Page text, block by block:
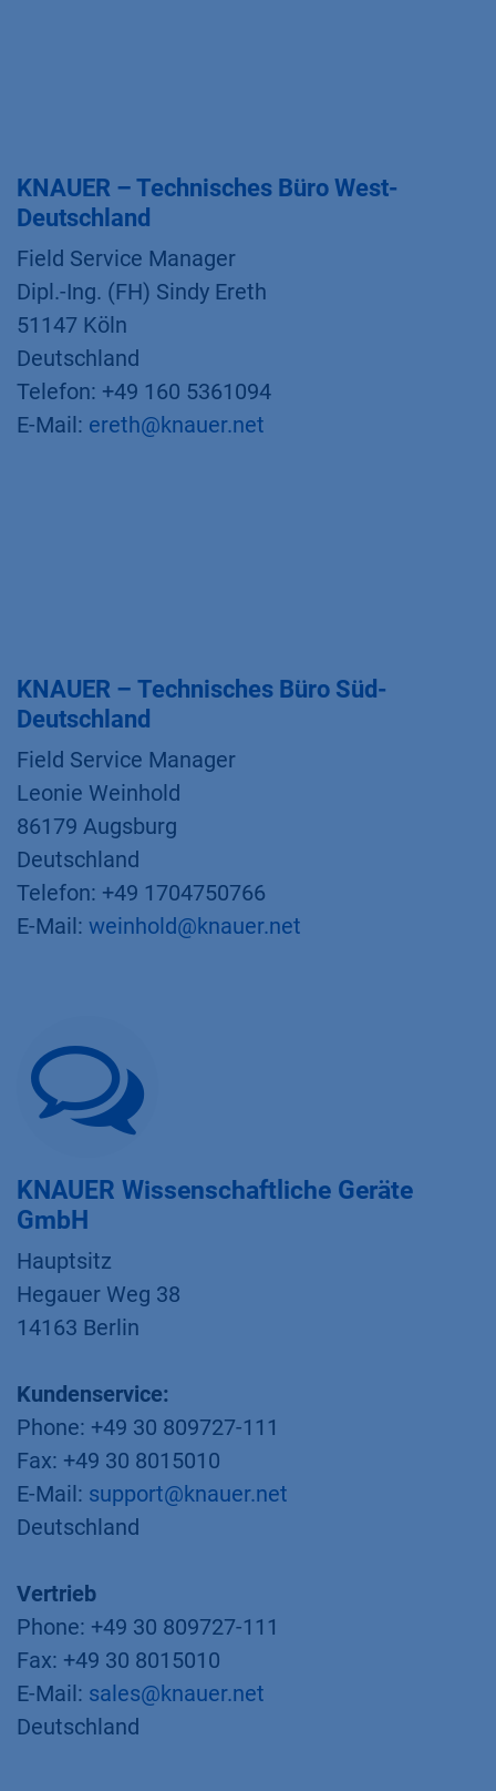
KNAUER – Technisches Büro West-
Deutschland
Field Service Manager
Dipl.-Ing. (FH) Sindy Ereth
51147 Köln
Deutschland
Telefon: +49 160 5361094
E-Mail: ereth@knauer.net
KNAUER – Technisches Büro Süd-
Deutschland
Field Service Manager
Leonie Weinhold
86179 Augsburg
Deutschland
Telefon: +49 1704750766
E-Mail: weinhold@knauer.net
KNAUER Wissenschaftliche Geräte
GmbH
Hauptsitz​
Hegauer Weg 38
14163 Berlin
Kundenservice:
Phone: +49 30 809727-111
Fax: +49 30 8015010
E-Mail: support@knauer.net
Deutschland
Vertrieb
Phone: +49 30 809727-111
Fax: +49 30 8015010
E-Mail: sales@knauer.net
Deutschland